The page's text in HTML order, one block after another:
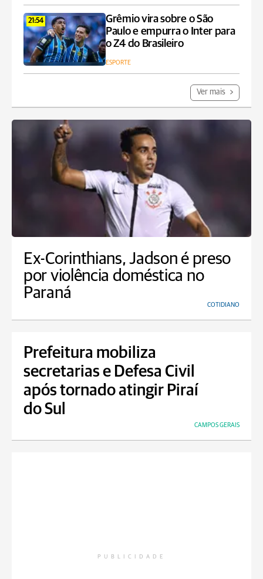
21:54
Grêmio vira sobre o São
Paulo e empurra o Inter para
o Z4 do Brasileiro
ESPORTE
Ver mais
Ex-Corinthians, Jadson é preso
por violência doméstica no
Paraná
COTIDIANO
Prefeitura mobiliza
secretarias e Defesa Civil
após tornado atingir Piraí
do Sul
CAMPOS GERAIS
PUBLICIDADE